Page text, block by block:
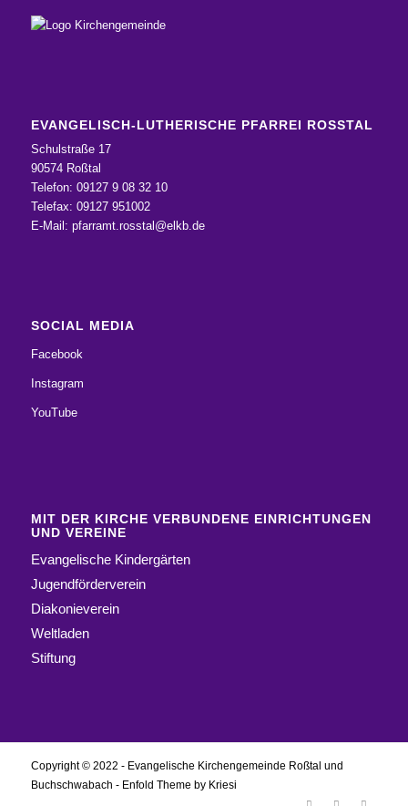
EVANGELISCH-LUTHERISCHE PFARREI ROSSTAL
Schulstraße 17
90574 Roßtal
Telefon: 09127 9 08 32 10
Telefax: 09127 951002
E-Mail: pfarramt.rosstal@elkb.de
SOCIAL MEDIA
Facebook
Instagram
YouTube
MIT DER KIRCHE VERBUNDENE EINRICHTUNGEN
UND VEREINE
Evangelische Kindergärten
Jugendförderverein
Diakonieverein
Weltladen
Stiftung
Copyright © 2022 - Evangelische Kirchengemeinde Roßtal und
Buchschwabach - Enfold Theme by Kriesi